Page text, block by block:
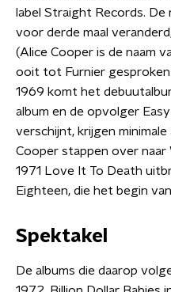
label Straight Records.
voor derde maal
(Alice Cooper is de naam
ooit tot Furnier gesproken
1969 komt het
album en de opvolger
verschijnt, krijgen
Cooper stappen over naar
1971 Love It To Death
Eighteen, die het begin
Spektakel
De albums die daarop